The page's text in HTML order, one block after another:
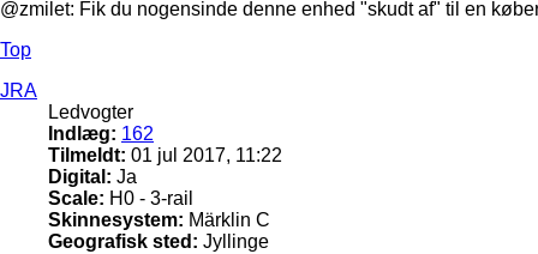
@zmilet: Fik du nogensinde denne enhed "skudt af" til en
Top
JRA
Ledvogter
Indlæg: 162
Tilmeldt: 01 jul 2017, 11:22
Digital: Ja
Scale: H0 - 3-rail
Skinnesystem: Märklin C
Geografisk sted: Jyllinge